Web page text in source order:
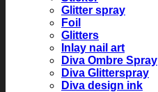
Glitter spray
Foil
Glitters
Inlay nail art
Diva Ombre Spray
Diva Glitterspray
Diva design ink